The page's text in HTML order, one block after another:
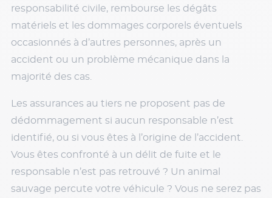
responsabilité civile, rembourse les dégâts
matériels et les dommages corporels éventuels
occasionnés à d’autres personnes, après un
accident ou un problème mécanique dans la
majorité des cas.
Les assurances au tiers ne proposent pas de
dédommagement si aucun responsable n’est
identifié, ou si vous êtes à l’origine de l’accident.
Vous êtes confronté à un délit de fuite et le
responsable n’est pas retrouvé ? Un animal
sauvage percute votre véhicule ? Vous ne serez pas